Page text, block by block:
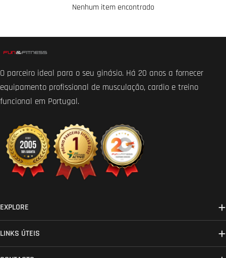
Nenhum item encontrado
O parceiro ideal para o seu ginásio. Há 20 anos a fornecer
equipamento profissional de musculação, cardio e treino
funcional em Portugal.
EXPLORE
LINKS ÚTEIS